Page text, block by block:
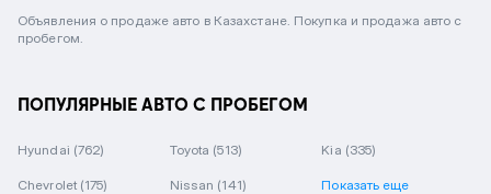
Объявления о продаже авто в Казахстане. Покупка и продажа авто с
пробегом.
ПОПУЛЯРНЫЕ АВТО С ПРОБЕГОМ
Hyundai (762) Toyota (513) Kia (335)
Chevrolet (175) Nissan (141) Показать еще